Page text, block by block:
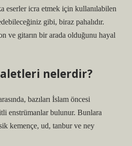
eserler icra etmek için kullanılabilen
gibi, biraz pahalıdır.
ve gitarın bir arada olduğunu hayal
nelerdir?
bazıları İslam öncesi
enstrümanlar bulunur. Bunlara
kemençe, ud, tanbur ve ney